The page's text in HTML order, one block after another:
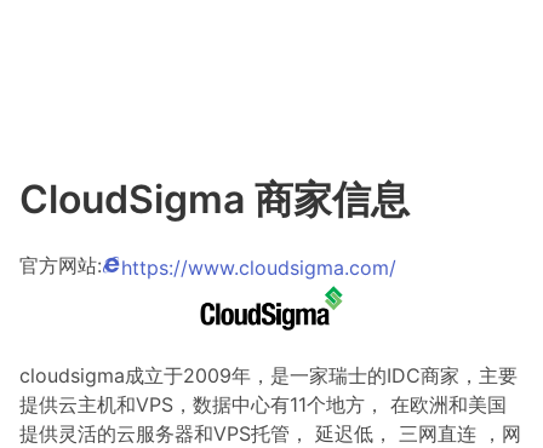
CloudSigma 商家信息
官方网站: https://www.cloudsigma.com/
cloudsigma成立于2009年，是一家瑞士的IDC商家，主要
提供云主机和VPS，数据中心有11个地方， 在欧洲和美国
提供灵活的云服务器和VPS托管， 延迟低， 三网直连 ，网